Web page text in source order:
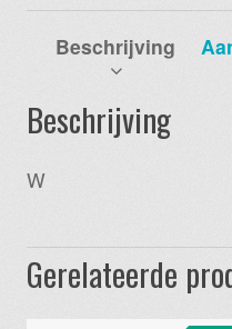
aantal
Beschrijving
Beschrijving
W
Gerelateerde